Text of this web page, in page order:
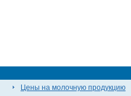
Цены на молочную продукцию